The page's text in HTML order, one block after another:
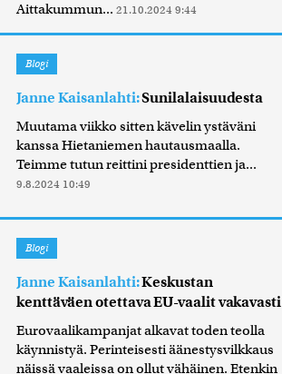
Aittakummun... 21.10.2024 9:44
Blogi
Janne Kaisanlahti:Sunilalaisuudesta
Muutama viikko sitten kävelin ystäväni
kanssa Hietaniemen hautausmaalla.
Teimme tutun reittini presidenttien ja...
9.8.2024 10:49
Blogi
Janne Kaisanlahti:Keskustan
kenttäväen otettava EU-vaalit vakavasti
Eurovaalikampanjat alkavat toden teolla
käynnistyä. Perinteisesti äänestysvilkkaus
näissä vaaleissa on ollut vähäinen. Etenkin